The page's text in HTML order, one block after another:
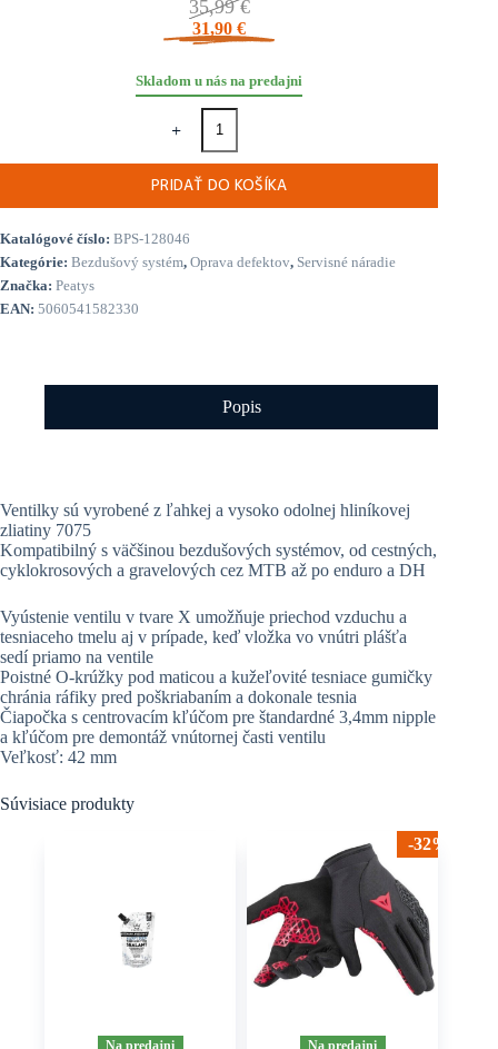
35,99€
31,90€
Skladom u nás na predajni
množstvo
Peaty’s
x
Chris
King
MK2
42mm
PRIDAŤ DO KOŠÍKA
Katalógové číslo: BPS-128046
Kategórie: Bezdušový systém, Oprava defektov, Servisné náradie
Značka: Peatys
EAN: 5060541582330
Popis
Ventilky sú vyrobené z ľahkej a vysoko odolnej hliníkovej
zliatiny 7075
Kompatibilný s väčšinou bezdušových systémov, od cestných,
cyklokrosových a gravelových cez MTB až po enduro a DH
Vyústenie ventilu v tvare X umožňuje priechod vzduchu a
tesniaceho tmelu aj v prípade, keď vložka vo vnútri plášťa
sedí priamo na ventile
Poistné O-krúžky pod maticou a kužeľovité tesniace gumičky
chránia ráfiky pred poškriabaním a dokonale tesnia
Čiapočka s centrovacím kľúčom pre štandardné 3,4mm nipple
a kľúčom pre demontáž vnútornej časti ventilu
Veľkosť: 42 mm
Súvisiace produkty
Na predajni
-32%
Na predajni